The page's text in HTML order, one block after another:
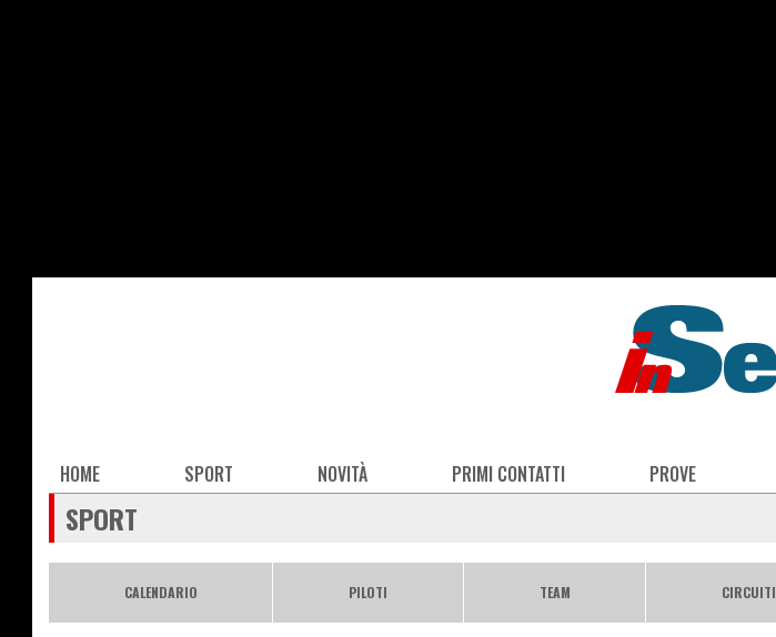
Main
navigation
HOME SPORT NOVITÀ PRIMI CONTATTI PROVE
SPORT
CALENDARIO PILOTI TEAM CIRCUITI